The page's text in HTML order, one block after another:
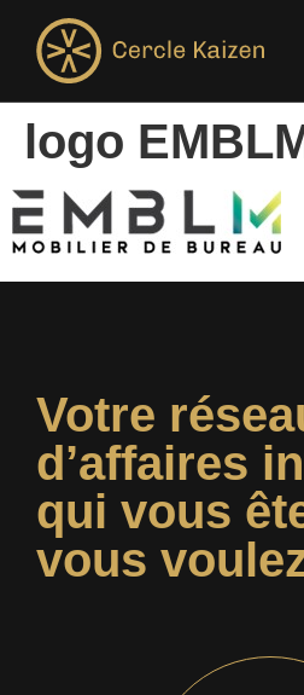
logo
Votre
d’affaires
qui vous
vous